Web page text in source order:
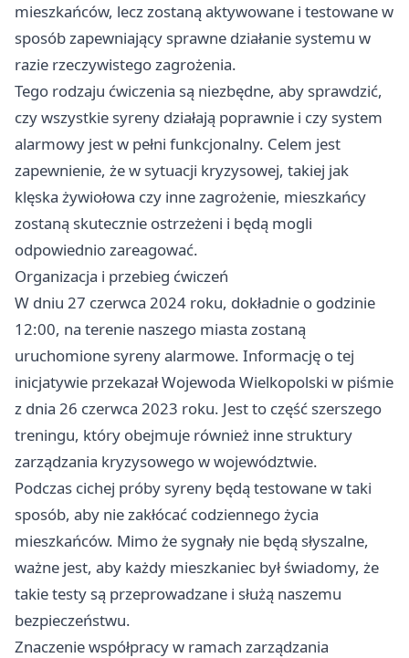
mieszkańców, lecz zostaną aktywowane i testowane w
sposób zapewniający sprawne działanie systemu w
razie rzeczywistego zagrożenia.
Tego rodzaju ćwiczenia są niezbędne, aby sprawdzić,
czy wszystkie syreny działają poprawnie i czy system
alarmowy jest w pełni funkcjonalny. Celem jest
zapewnienie, że w sytuacji kryzysowej, takiej jak
klęska żywiołowa czy inne zagrożenie, mieszkańcy
zostaną skutecznie ostrzeżeni i będą mogli
odpowiednio zareagować.
Organizacja i przebieg ćwiczeń
W dniu 27 czerwca 2024 roku, dokładnie o godzinie
12:00, na terenie naszego miasta zostaną
uruchomione syreny alarmowe. Informację o tej
inicjatywie przekazał Wojewoda Wielkopolski w piśmie
z dnia 26 czerwca 2023 roku. Jest to część szerszego
treningu, który obejmuje również inne struktury
zarządzania kryzysowego w województwie.
Podczas cichej próby syreny będą testowane w taki
sposób, aby nie zakłócać codziennego życia
mieszkańców. Mimo że sygnały nie będą słyszalne,
ważne jest, aby każdy mieszkaniec był świadomy, że
takie testy są przeprowadzane i służą naszemu
bezpieczeństwu.
Znaczenie współpracy w ramach zarządzania